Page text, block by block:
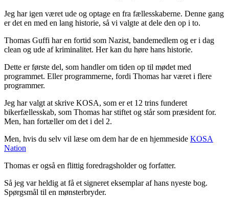
Jeg har igen været ude og optage en fra fællesskaberne. Denne gang
er det en med en lang historie, så vi valgte at dele den op i to.
Thomas Guffi har en fortid som Nazist, bandemedlem og er i dag
clean og ude af kriminalitet. Her kan du høre hans historie.
Dette er første del, som handler om tiden op til mødet med
programmet. Eller programmerne, fordi Thomas har været i flere
programmer.
Jeg har valgt at skrive KOSA, som er et 12 trins funderet
bikerfællesskab, som Thomas har stiftet og står som præsident for.
Men, han fortæller om det i del 2.
Men, hvis du selv vil læse om dem har de en hjemmeside KOSA
Nation
Thomas er også en flittig foredragsholder og forfatter.
Så jeg var heldig at få et signeret eksemplar af hans nyeste bog.
Spørgsmål til en mønsterbryder.